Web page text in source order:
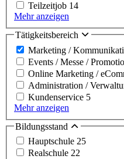
Teilzeitjob 14
Mehr anzeigen
Tätigkeitsbereich
Marketing /
Events / Messe /
Online Marketing /
Administration /
Kundenservice 5
Mehr anzeigen
Bildungsstand
Hauptschule 25
Realschule 22